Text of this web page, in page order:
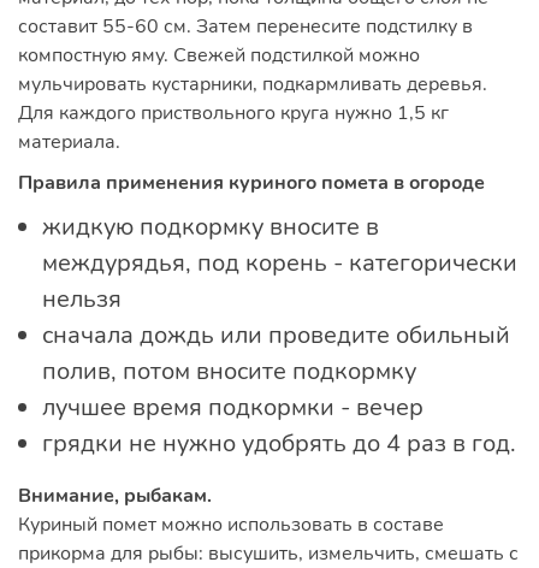
составит 55-60 см. Затем перенесите подстилку в
компостную яму. Свежей подстилкой можно
мульчировать кустарники, подкармливать деревья.
Для каждого приствольного круга нужно 1,5 кг
материала.
Правила применения куриного помета в огороде
жидкую подкормку вносите в
междурядья, под корень - категорически
нельзя
сначала дождь или проведите обильный
полив, потом вносите подкормку
лучшее время подкормки - вечер
грядки не нужно удобрять до 4 раз в год.
Внимание, рыбакам.
Куриный помет можно использовать в составе
прикорма для рыбы: высушить, измельчить, смешать с